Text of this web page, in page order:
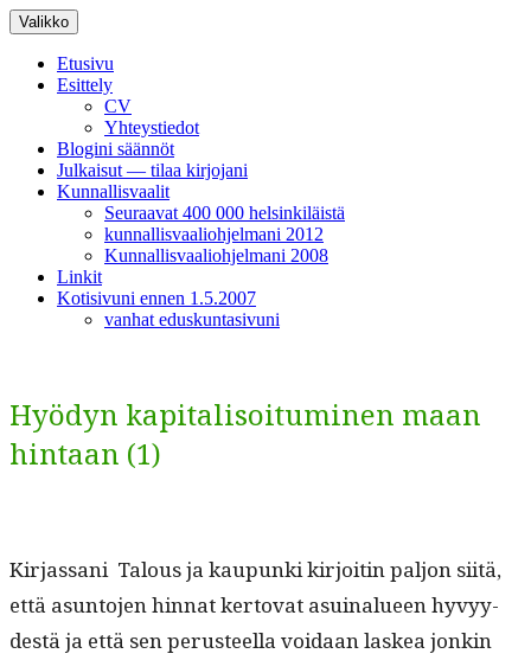
Siirry
sisältöön
Valikko
Etusivu
Esittely
CV
Yhteystiedot
Blogini säännöt
Julkaisut — tilaa kirjojani
Kunnallisvaalit
Seuraavat 400 000 helsinkiläistä
kunnallisvaaliohjelmani 2012
Kunnallisvaaliohjelmani 2008
Linkit
Kotisivuni ennen 1.5.2007
vanhat eduskuntasivuni
Hyödyn kapitalisoituminen maan
hintaan (1)
Kir­jas­sani Talous ja kaupun­ki kir­joitin paljon siitä,
että asun­to­jen hin­nat ker­to­vat asuinalueen hyvyy­
destä ja että sen perus­teel­la voidaan laskea jonkin